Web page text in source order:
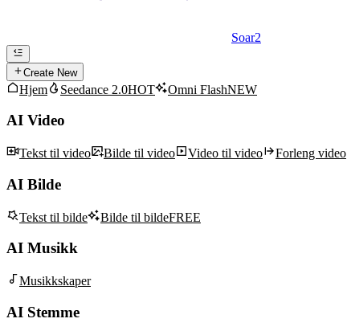
Soar2
Create New
Hjem Seedance 2.0HOT Omni FlashNEW
AI Video
Tekst til video Bilde til video Video til video Forleng video
AI Bilde
Tekst til bilde Bilde til bildeFREE
AI Musikk
Musikkskaper
AI Stemme